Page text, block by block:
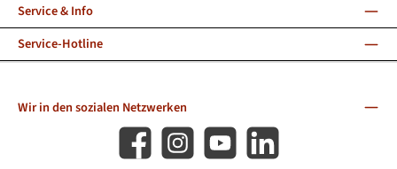
Service-Hotline
Service & Info
Wir in den sozialen Netzwerken
Facebook Instagram YouTube LinkedIn